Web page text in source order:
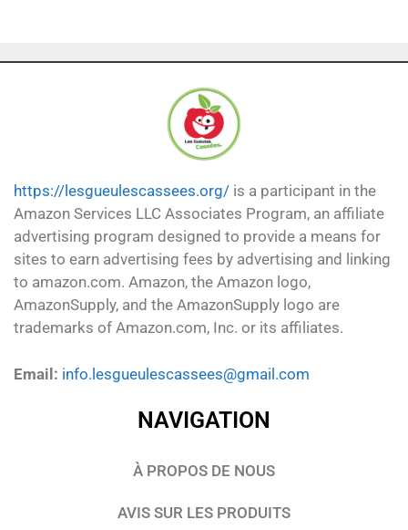
https://lesgueulescassees.org/ is a participant in the
Amazon Services LLC Associates Program, an affiliate
advertising program designed to provide a means for
sites to earn advertising fees by advertising and linking
to amazon.com. Amazon, the Amazon logo,
AmazonSupply, and the AmazonSupply logo are
trademarks of Amazon.com, Inc. or its affiliates.
Email: info.lesgueulescassees@gmail.com
NAVIGATION
À PROPOS DE NOUS
AVIS SUR LES PRODUITS